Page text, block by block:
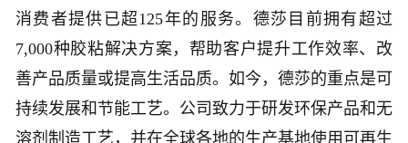
消费者提供已超125年的服务。德莎目前拥有超过
7,000种胶粘解决方案，帮助客户提升工作效率、改
善产品质量或提高生活品质。如今，德莎的重点是可
持续发展和节能工艺。公司致力于研发环保产品和无
溶剂制造工艺，并在全球各地的生产基地使用可再生